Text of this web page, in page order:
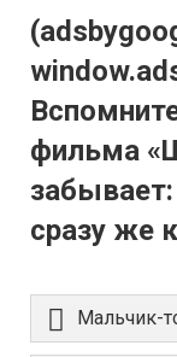
фильма
сразу же
Мальчик-